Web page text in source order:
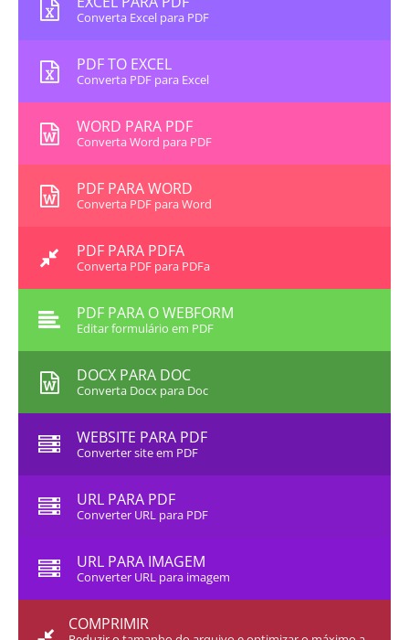
Converta Excel para PDF
PDF TO EXCEL
Converta PDF para Excel
WORD PARA PDF
Converta Word para PDF
PDF PARA WORD
Converta PDF para Word
PDF PARA PDFA
Converta PDF para PDFa
PDF PARA O WEBFORM
Editar formulário em PDF
DOCX PARA DOC
Converta Docx para Doc
WEBSITE PARA PDF
Converter site em PDF
URL PARA PDF
Converter URL para PDF
URL PARA IMAGEM
Converter URL para imagem
COMPRIMIR